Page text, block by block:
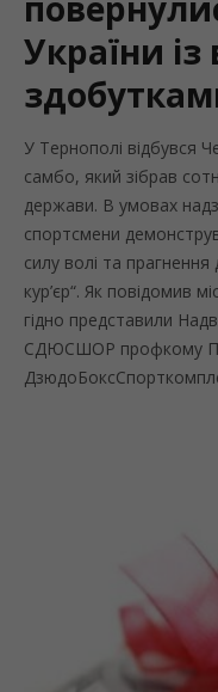
України
У Тернополі відбувся
самбо, який зібрав
держави. В умовах
спортсмени
силу волі та
кур’єр“. Як повідомив
гідно представили
СДЮСШОР профкому